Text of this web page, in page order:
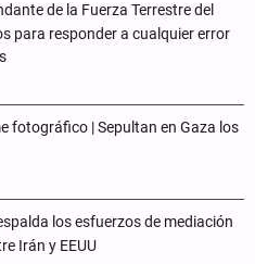
de la Fuerza Terrestre del
para responder a cualquier error
fotográfico | Sepultan en Gaza los
los esfuerzos de mediación
Irán y EEUU